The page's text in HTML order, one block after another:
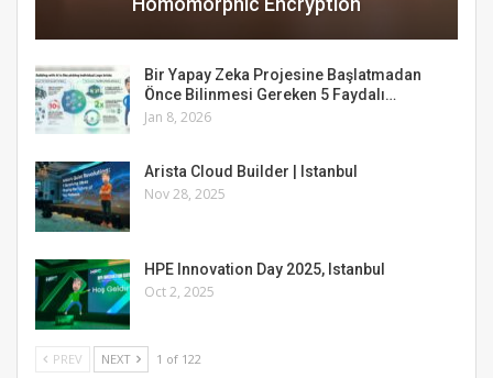
Bir Yapay Zeka Projesine Başlatmadan
Önce Bilinmesi Gereken 5 Faydalı…
Jan 8, 2026
Arista Cloud Builder | Istanbul
Nov 28, 2025
HPE Innovation Day 2025, Istanbul
Oct 2, 2025
PREV NEXT 1 of 122